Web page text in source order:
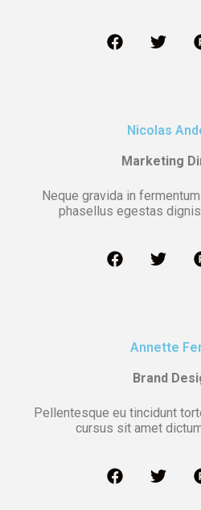
Nicolas
Marketing
Neque gravida in
phasellus egestas
Annette
Brand
Pellentesque eu tincidunt
cursus sit amet